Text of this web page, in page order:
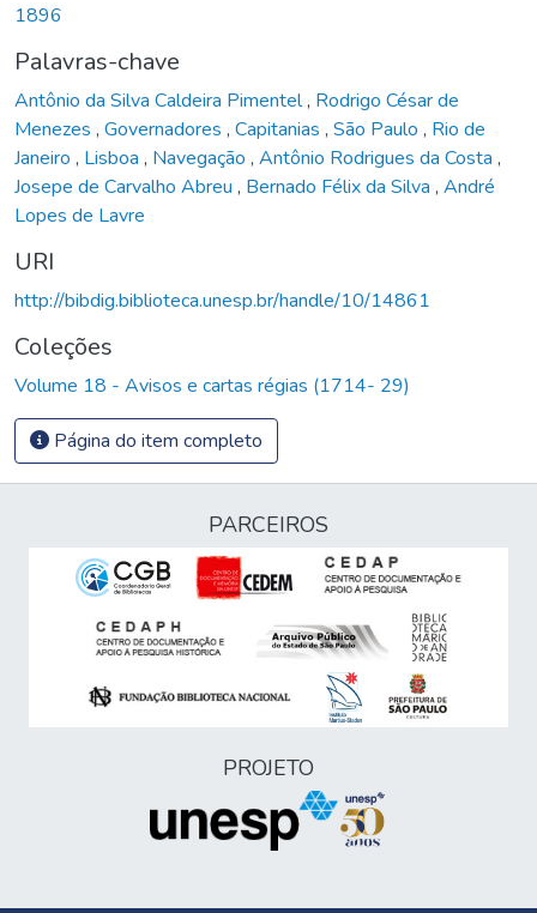
1896
Palavras-chave
Antônio da Silva Caldeira Pimentel, Rodrigo César de
Menezes , Governadores , Capitanias , São Paulo , Rio de
Janeiro , Lisboa , Navegação , Antônio Rodrigues da Costa ,
Josepe de Carvalho Abreu , Bernado Félix da Silva , André
Lopes de Lavre
URI
http://bibdig.biblioteca.unesp.br/handle/10/14861
Coleções
Volume 18 - Avisos e cartas régias (1714- 29)
Página do item completo
PARCEIROS
PROJETO